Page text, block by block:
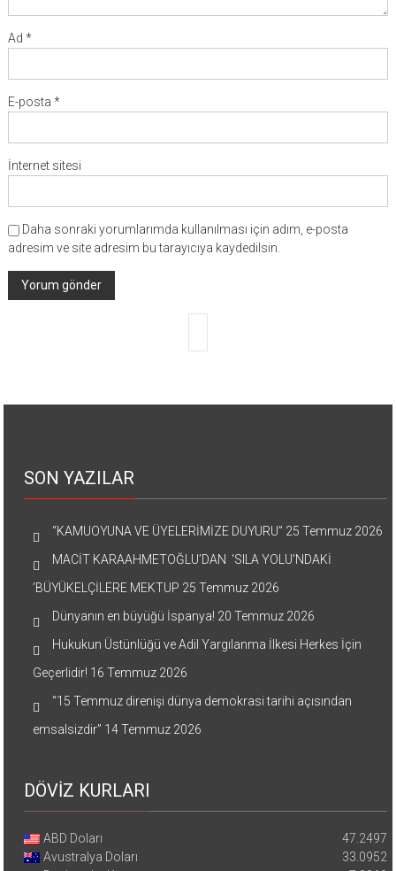
Ad *
E-posta *
İnternet sitesi
Daha sonraki yorumlarımda kullanılması için adım, e-posta
adresim ve site adresim bu tarayıcıya kaydedilsin.
SON YAZILAR
“KAMUOYUNA VE ÜYELERİMİZE DUYURU” 25 Temmuz 2026
MACİT KARAAHMETOĞLU’DAN ‘SILA YOLU’NDAKİ
’BÜYÜKELÇİLERE MEKTUP 25 Temmuz 2026
Dünyanın en büyüğü İspanya! 20 Temmuz 2026
Hukukun Üstünlüğü ve Adil Yargılanma İlkesi Herkes İçin
Geçerlidir! 16 Temmuz 2026
“15 Temmuz direnişi dünya demokrasi tarihi açısından
emsalsizdir” 14 Temmuz 2026
DÖVİZ KURLARI
ABD Doları
47.2497
Avustralya Doları
33.0952